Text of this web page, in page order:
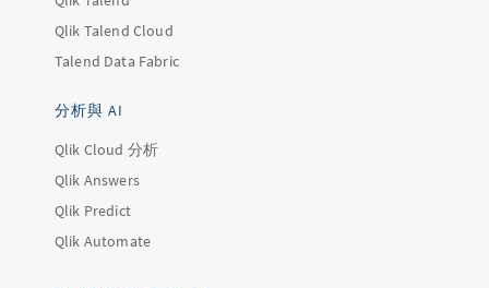
Qlik Talend Cloud
Talend Data Fabric
分析與 AI
Qlik Cloud 分析
Qlik Answers
Qlik Predict
Qlik Automate